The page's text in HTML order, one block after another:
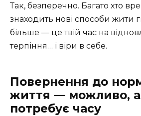
Так, безперечно. Багато хто
знаходить нові способи жити
більше — це твій час на
терпіння… і віри в себе.
Повернення до
життя — можливо,
потребує часу